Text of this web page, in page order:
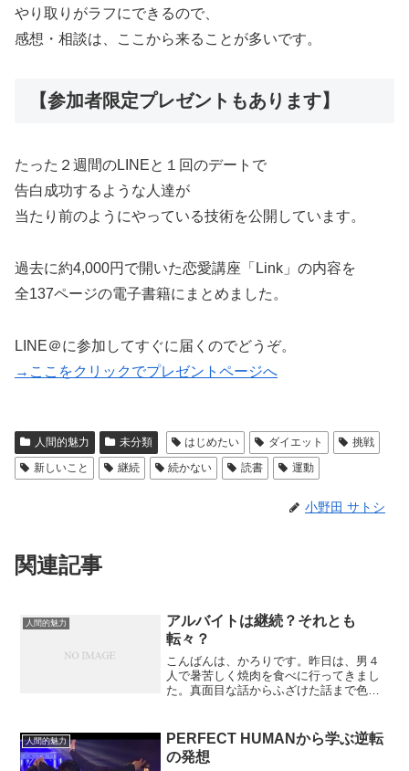
やり取りがラフにできるので、
感想・相談は、ここから来ることが多いです。
【参加者限定プレゼントもあります】
たった２週間のLINEと１回のデートで
告白成功するような人達が
当たり前のようにやっている技術を公開しています。
過去に約4,000円で開いた恋愛講座「Link」の内容を
全137ページの電子書籍にまとめました。
LINE＠に参加してすぐに届くのでどうぞ。
→ここをクリックでプレゼントページへ
人間的魅力 未分類 はじめたい ダイエット
挑戦
新しいこと
継続 続かない 読書 運動
小野田 サトシ
関連記事
人間的魅力
アルバイトは継続？それとも
転々？
こんばんは、かろりです。昨日は、男４
人で暑苦しく焼肉を食べに行ってきまし
た。真面目な話からふざけた話まで色ん
の話題をテーマにしていこうと思いま
す。今回のテーマは、◆学生...
人間的魅力
PERFECT HUMANから学ぶ逆転
の発想